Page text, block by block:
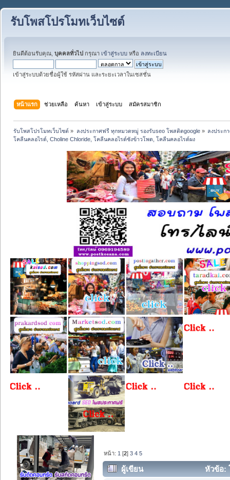
รับโพสโปรโมทเว็บไซต์
ยินดีต้อนรับคุณ, บุคคลทั่วไป กรุณา เข้าสู่ระบบ หรือ ลงทะเบียน
เข้าสู่ระบบด้วยชื่อผู้ใช้ รหัสผ่าน และระยะเวลาในเซสชั่น
หน้าแรก ช่วยเหลือ ค้นหา เข้าสู่ระบบ สมัครสมาชิก
รับโพสโปรโมทเว็บไซต์ » ลงประกาศฟรี ทุกหมวดหมู่ รองรับseo โพสติดgoogle» ลงประก
โคลีนคลอไรด์, Choline Chloride, โคลีนคลอไรด์ซังข้าวโพด, โคลีนคลอไรด์ผง
หน้า: 1 [2]3 4 5
ผู้เขียน
หัวข้อ: